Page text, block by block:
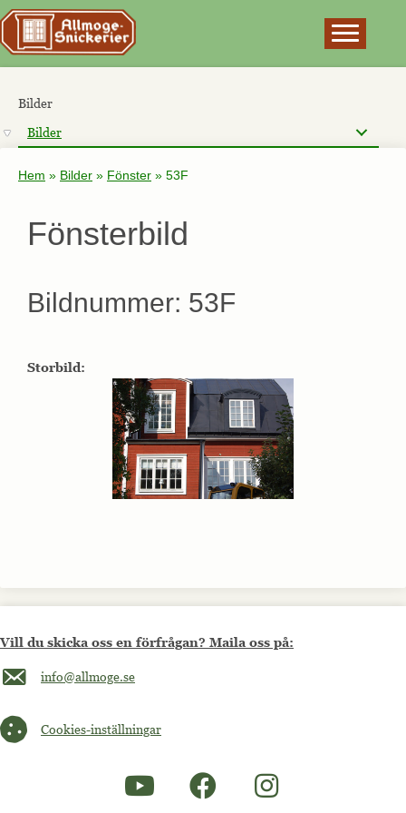
Bilder
Bilder
Hem » Bilder » Fönster » 53F
Fönsterbild
Bildnummer: 53F
Storbild:
Vill du skicka oss en förfrågan? Maila oss på:
Maila oss på info@allmoge.se
info@allmoge.se
Cookies-inställningar
Cookies-inställningar